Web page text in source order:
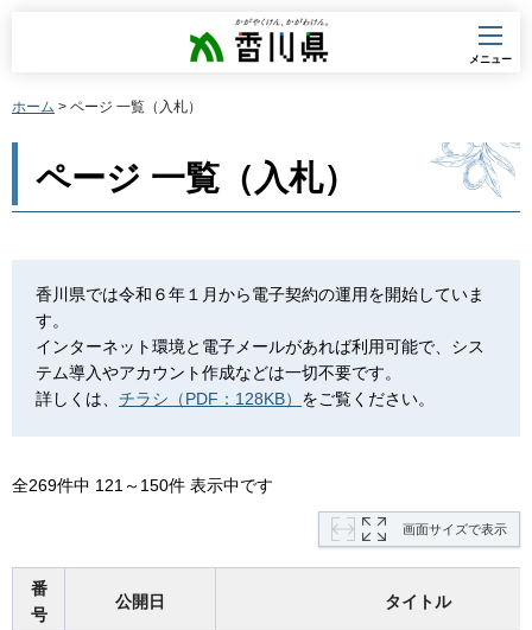
香川県
メニュー
ホーム > ページ 一覧（入札）
ページ 一覧（入札）
香川県では令和６年１月から電子契約の運用を開始していま
す。
インターネット環境と電子メールがあれば利用可能で、シス
テム導入やアカウント作成などは一切不要です。
詳しくは、 チラシ（PDF：128KB） をご覧ください。
全269件中 121～150件 表示中です
画面サイズで表示
番
号
公開日 タイトル